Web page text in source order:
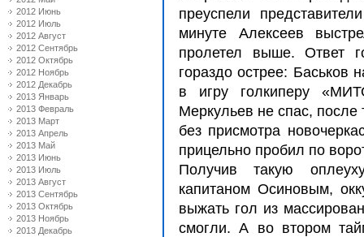
2012 Июнь
2012 Июль
2012 Август
2012 Сентябрь
2012 Октябрь
2012 Ноябрь
2012 Декабрь
2013 Январь
2013 Февраль
2013 Март
2013 Апрель
2013 Май
2013 Июнь
2013 Июль
2013 Август
2013 Сентябрь
2013 Октябрь
2013 Ноябрь
2013 Декабрь
преуспели
минуте Алексеев
пролетел выше. Ответ
гораздо острее: Баськов
в игру голкиперу
Меркульев не спас, после
без присмотра
прицельно пробил по
Получив такую
капитаном Осиновым,
выжать гол из
смогли. А во втором